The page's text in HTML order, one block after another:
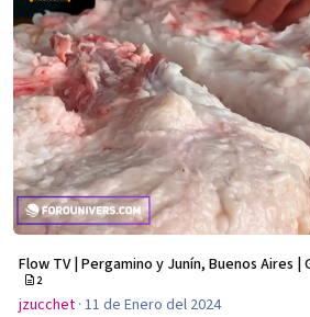
Flow TV | Pergamino y Junín, Buenos Aires |
2
jzucchet· 11 de Enero del 2024